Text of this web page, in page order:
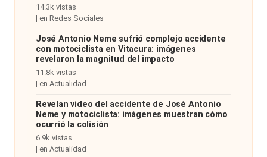
14.3k vistas
| en Redes Sociales
José Antonio Neme sufrió complejo accidente
con motociclista en Vitacura: imágenes
revelaron la magnitud del impacto
11.8k vistas
| en Actualidad
Revelan video del accidente de José Antonio
Neme y motociclista: imágenes muestran cómo
ocurrió la colisión
6.9k vistas
| en Actualidad